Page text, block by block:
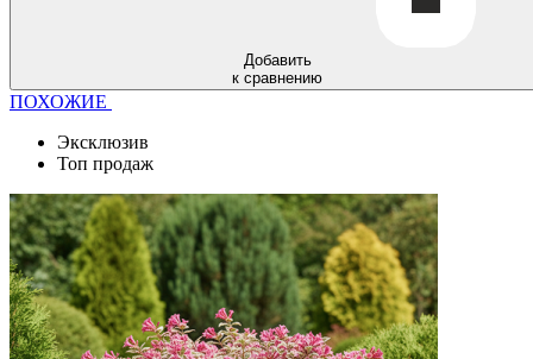
Добавить
к сравнению
ПОХОЖИЕ
Эксклюзив
Топ продаж